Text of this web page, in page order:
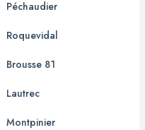
Péchaudier
Roquevidal
Brousse 81
Lautrec
Montpinier